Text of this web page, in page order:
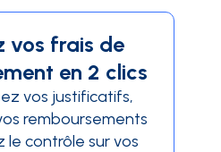
vos frais de
en 2 clics
vos justificatifs,
remboursements
le contrôle sur vos